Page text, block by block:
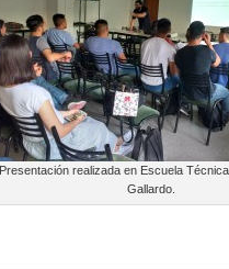
Presentación realizada en Escuela
Gallardo.